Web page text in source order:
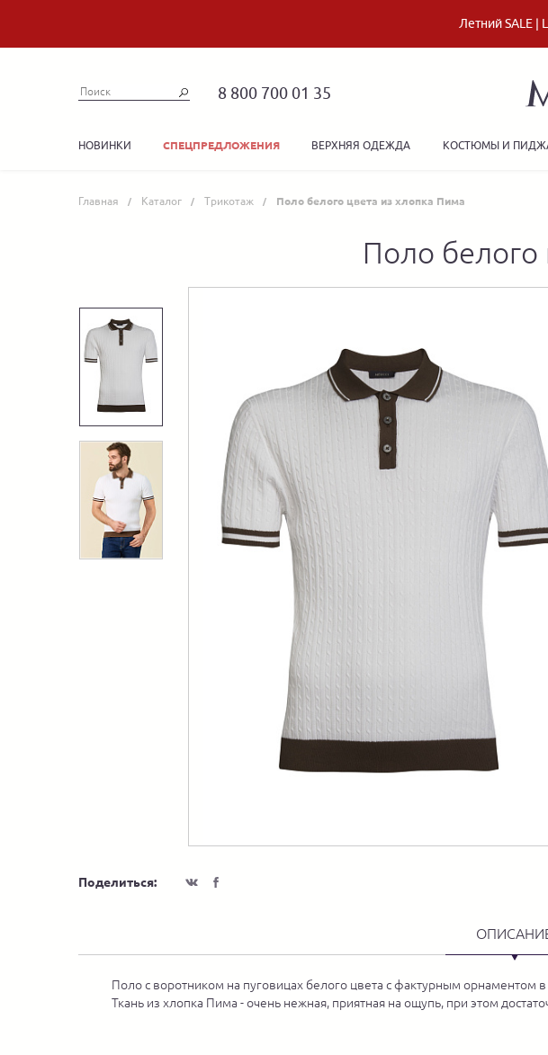
Летний SALE |
8 800 700 01 35
НОВИНКИ СПЕЦПРЕДЛОЖЕНИЯ ВЕРХНЯЯ ОДЕЖДА КОСТЮМЫ И
Главная Каталог Трикотаж Поло белого цвета из хлопка Пима
Поло белого
Поделиться:
Поло с воротником на пуговицах белого цвета с фактурным орнаментом
Ткань из хлопка Пима - очень нежная, приятная на ощупь, при этом